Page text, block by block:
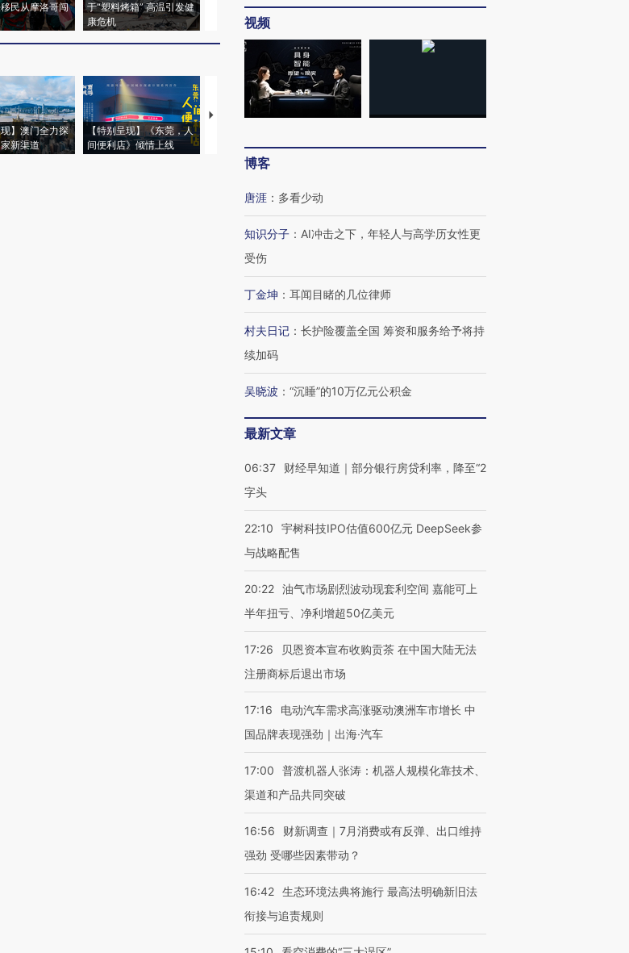
民从摩洛哥闯
于“塑料烤箱” 高温引发健
康危机
术：是什么让中产们甘
心“花钱找虐”？
粒摇头丸 尿检体内含3种
度Z世代 用街头抗争将教
】澳门全力探
新渠道
【特别呈现】《东莞，人
间便利店》倾情上线
【推广】走进第四届链博
有意思的生活方式·第三对
【商旅对话】华住集团
住三大增长引擎是什么？
视频
博客
唐涯 ： 多看少动
知识分子 ： AI冲击之下，年轻人与高学历女性更
受伤
丁金坤 ： 耳闻目睹的几位律师
村夫日记 ： 长护险覆盖全国 筹资和服务给予将持
续加码
吴晓波 ： “沉睡”的10万亿元公积金
最新文章
06:37
财经早知道｜部分银行房贷利率，降至“2
字头
22:10
宇树科技IPO估值600亿元 DeepSeek参
与战略配售
20:22 油气市场剧烈波动现套利空间 嘉能可上
半年扭亏、净利增超50亿美元
17:26
贝恩资本宣布收购贡茶 在中国大陆无法
注册商标后退出市场
17:16
电动汽车需求高涨驱动澳洲车市增长 中
国品牌表现强劲｜出海·汽车
17:00
普渡机器人张涛：机器人规模化靠技术、
渠道和产品共同突破
16:56
财新调查｜7月消费或有反弹、出口维持
强劲 受哪些因素带动？
16:42 生态环境法典将施行 最高法明确新旧法
衔接与追责规则